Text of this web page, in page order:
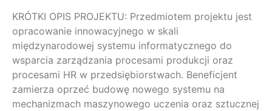
KRÓTKI OPIS PROJEKTU: Przedmiotem projektu jest
opracowanie innowacyjnego w skali
międzynarodowej systemu informatycznego do
wsparcia zarządzania procesami produkcji oraz
procesami HR w przedsiębiorstwach. Beneficjent
zamierza oprzeć budowę nowego systemu na
mechanizmach maszynowego uczenia oraz sztucznej